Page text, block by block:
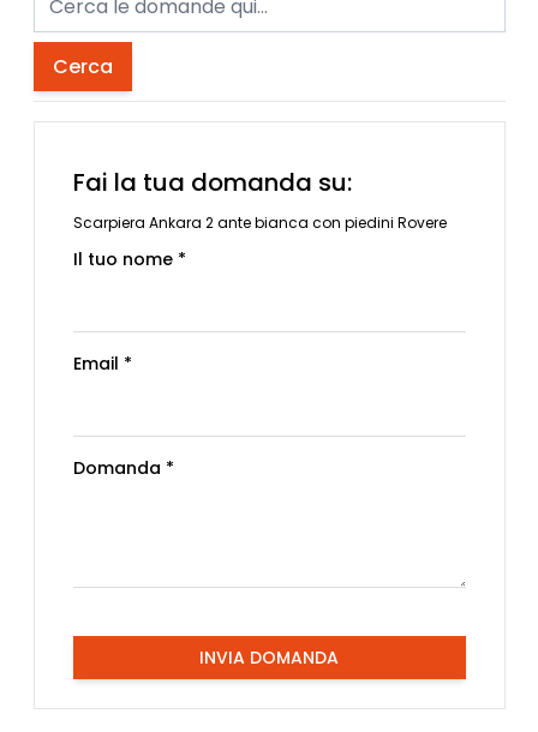
Cerca
Fai la tua domanda su:
Scarpiera Ankara 2 ante bianca con piedini Rovere
Il tuo nome *
Email *
Domanda *
INVIA DOMANDA